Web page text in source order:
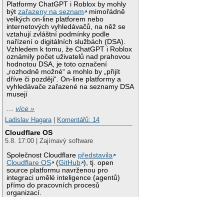
Platformy ChatGPT i Roblox by mohly
býtzařazeny na seznam
mimořádně
velkých on-line platforem nebo
internetových vyhledávačů, na něž se
vztahují zvláštní podmínky podle
nařízení o digitálních službách (DSA).
Vzhledem k tomu, že ChatGPT i Roblox
oznámily počet uživatelů nad prahovou
hodnotou DSA, je toto označení
„rozhodně možné“ a mohlo by „přijít
dříve či později“. On-line platformy a
vyhledávače zařazené na seznamy DSA
musejí
…více »
Ladislav Hagara | Komentářů: 14
Cloudflare OS
5.8. 17:00 | Zajímavý software
Společnost Cloudflare představila
Cloudflare OS
(GitHub ), tj. open
source platformu navrženou pro
integraci umělé inteligence (agentů)
přímo do pracovních procesů
organizací.